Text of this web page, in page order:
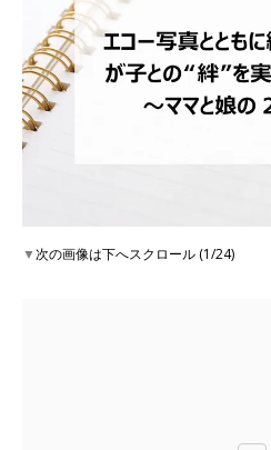
▼次の画像は下へスクロール (1/24)